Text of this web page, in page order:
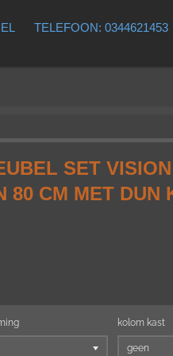
TELEFOON: 0344621453
SET
80 CM MET DUN
kolom kast